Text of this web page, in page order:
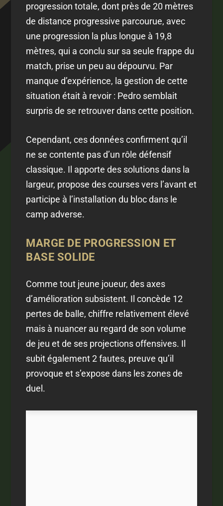
progression totale, dont près de 20 mètres
de distance progressive parcourue, avec
une progression la plus longue à 19,8
mètres, qui a conclu sur sa seule frappe du
match, prise un peu au dépourvu. Par
manque d’expérience, la gestion de cette
situation était à revoir : Pedro semblait
surpris de se retrouver dans cette position.
Cependant, ces données confirment qu’il
ne se contente pas d’un rôle défensif
classique. Il apporte des solutions dans la
largeur, propose des courses vers l’avant et
participe à l’installation du bloc dans le
camp adverse.
MARGE DE PROGRESSION ET
BASE SOLIDE
Comme tout jeune joueur, des axes
d’amélioration subsistent. Il concède 12
pertes de balle, chiffre relativement élevé
mais à nuancer au regard de son volume
de jeu et de ses projections offensives. Il
subit également 2 fautes, preuve qu’il
provoque et s’expose dans les zones de
duel.